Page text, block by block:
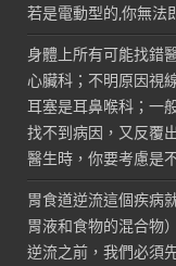
若是電動型的,你無法
身體上所有可能找錯
心臟科；不明原因視
耳塞是耳鼻喉科；一
找不到病因，又反覆
醫生時，你要考慮是
胃食道逆流這個疾病
胃液和食物的混合物
逆流之前，我們必須